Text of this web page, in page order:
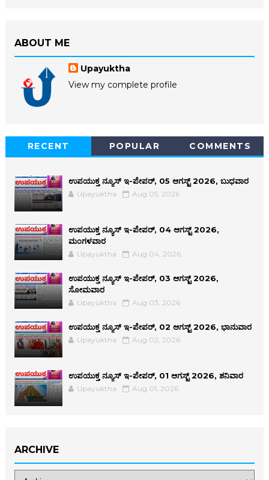
ABOUT ME
Upayuktha
View my complete profile
RECENT POPULAR COMMENTS
ಉಪಯುಕ್ತ ನ್ಯೂಸ್ ಇ-ಪೇಪರ್, 05 ಆಗಸ್ಟ್ 2026, ಬುಧವಾರ
Upayuktha Aug 05, 2026
ಉಪಯುಕ್ತ ನ್ಯೂಸ್ ಇ-ಪೇಪರ್, 04 ಆಗಸ್ಟ್ 2026,
ಮಂಗಳವಾರ
Upayuktha Aug 04, 2026
ಉಪಯುಕ್ತ ನ್ಯೂಸ್ ಇ-ಪೇಪರ್, 03 ಆಗಸ್ಟ್ 2026,
ಸೋಮವಾರ
Upayuktha Aug 03, 2026
ಉಪಯುಕ್ತ ನ್ಯೂಸ್ ಇ-ಪೇಪರ್, 02 ಆಗಸ್ಟ್ 2026, ಭಾನುವಾರ
Upayuktha Aug 02, 2026
ಉಪಯುಕ್ತ ನ್ಯೂಸ್ ಇ-ಪೇಪರ್, 01 ಆಗಸ್ಟ್ 2026, ಶನಿವಾರ
Upayuktha Aug 01, 2026
ARCHIVE